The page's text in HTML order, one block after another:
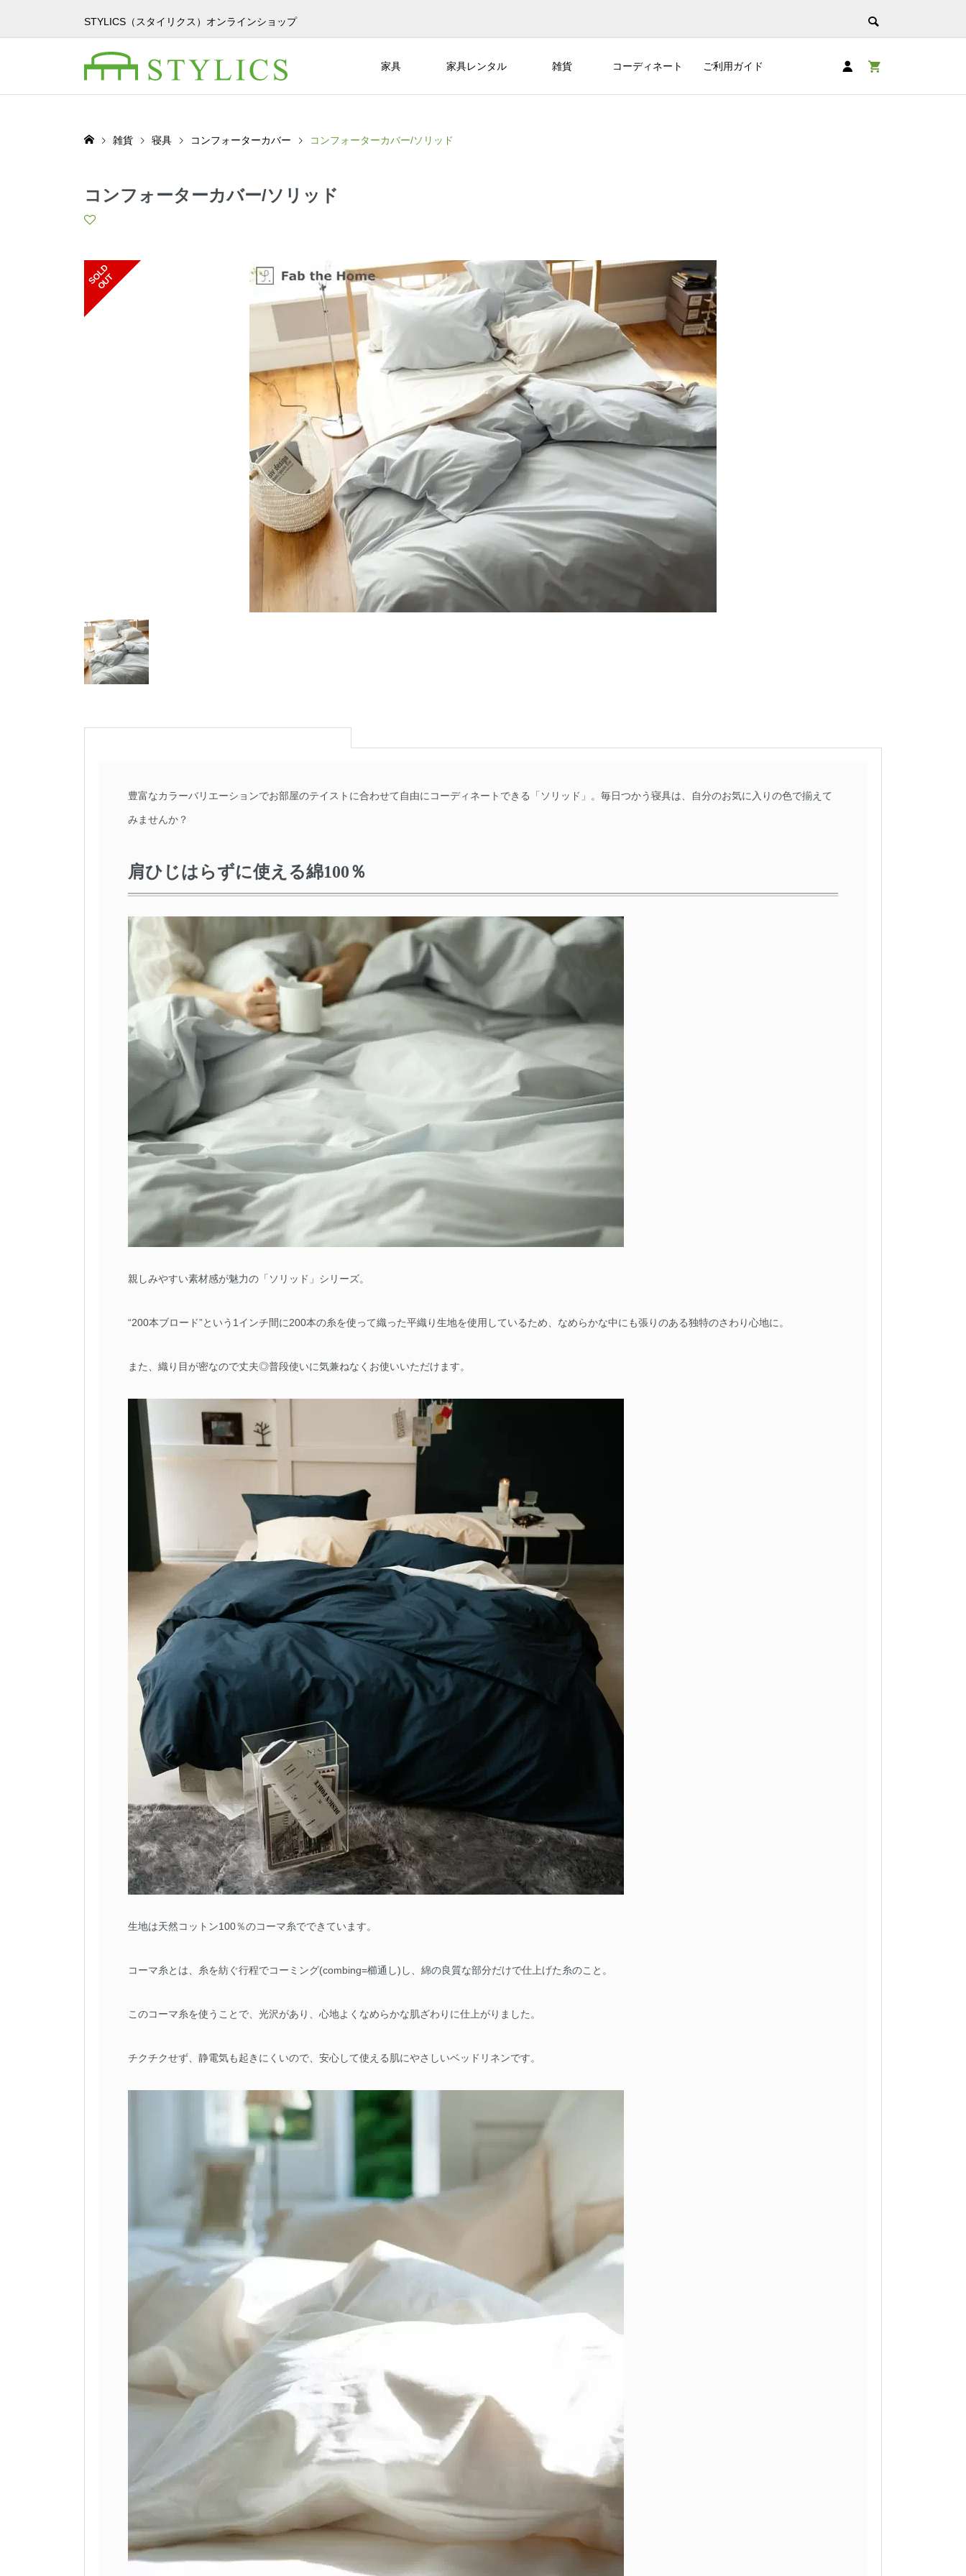
STYLICS（スタイリクス）オンラインショップ
家具 家具レンタル 雑貨 コーディネート ご利用ガイド
雑貨 寝具 コンフォーターカバー コンフォーターカバー/ソリッド
コンフォーターカバー/ソリッド
S
O
L
D
O
U
T
豊富なカラーバリエーションでお部屋のテイストに合わせて自由にコーディネートできる「ソリッド」。毎日つかう寝具は、自分のお気に入りの色で揃えて
みませんか？
肩ひじはらずに使える綿100％
親しみやすい素材感が魅力の「ソリッド」シリーズ。
“200本ブロード”という1インチ間に200本の糸を使って織った平織り生地を使用しているため、なめらかな中にも張りのある独特のさわり心地に。
また、織り目が密なので丈夫◎普段使いに気兼ねなくお使いいただけます。
生地は天然コットン100％のコーマ糸でできています。
コーマ糸とは、糸を紡ぐ行程でコーミング(combing=櫛通し)し、綿の良質な部分だけで仕上げた糸のこと。
このコーマ糸を使うことで、光沢があり、心地よくなめらかな肌ざわりに仕上がりました。
チクチクせず、静電気も起きにくいので、安心して使える肌にやさしいベッドリネンです。